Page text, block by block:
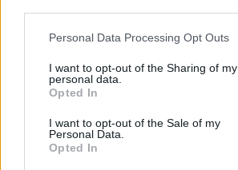
Personal Data Processing Opt Outs
I want to opt-out of the Sharing of my
personal data.
Opted In
I want to opt-out of the Sale of my
Personal Data.
Opted In
ΔΙΑΦΗΜΙΣΗ